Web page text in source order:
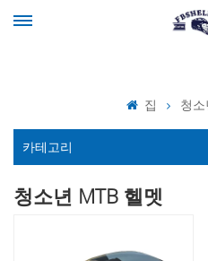
집 청
카테고리
청소년 MTB 헬멧